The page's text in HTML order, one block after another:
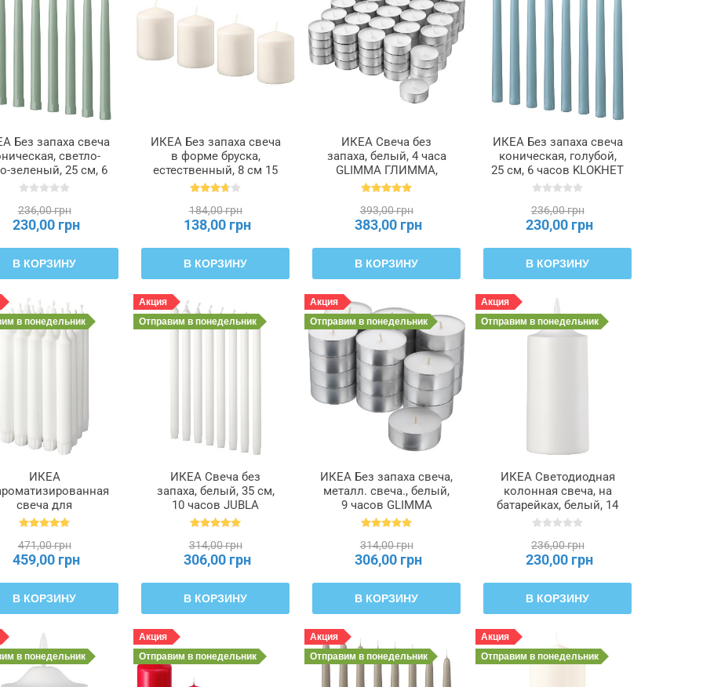
Без запаха свеча
светло-
зеленый, 25 см, 6
часов KLOKHET
236,00 грн
230,00 грн
В КОРЗИНУ
ИКЕА Без запаха свеча
в форме бруска,
естественный, 8 см 15
часов HEMSJÖ ХЕМШЁ,
184,00 грн
138,00 грн
В КОРЗИНУ
ИКЕА Свеча без
запаха, белый, 4 часа
GLIMMA ГЛИММА,
500.979.95
393,00 грн
383,00 грн
В КОРЗИНУ
ИКЕА Без запаха свеча
коническая, голубой,
25 см, 6 часов KLOKHET
КЛОКХЕТ, 506.127.00
236,00 грн
230,00 грн
В КОРЗИНУ
в понедельник
ИКЕА
свеча для
белый, 19
ДЖУБЛ, 601.919.16
471,00 грн
459,00 грн
В КОРЗИНУ
Акция
Отправим в понедельник
ИКЕА Свеча без
запаха, белый, 35 см,
10 часов JUBLA
ДЖУБЛ, 401.544.01
314,00 грн
306,00 грн
В КОРЗИНУ
Акция
Отправим в понедельник
ИКЕА Без запаха свеча,
металл. свеча., белый,
9 часов GLIMMA
ГЛИММА, 901.083.60
314,00 грн
306,00 грн
В КОРЗИНУ
Акция
Отправим в понедельник
ИКЕА Светодиодная
колонная свеча, на
батарейках, белый, 14
см SMÅLOM, 906.197.85
236,00 грн
230,00 грн
В КОРЗИНУ
в понедельник
Акция
Отправим в понедельник
Акция
Отправим в понедельник
Акция
Отправим в понедельник